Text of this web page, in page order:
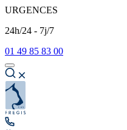
URGENCES
24h/24 - 7j/7
01 49 85 83 00